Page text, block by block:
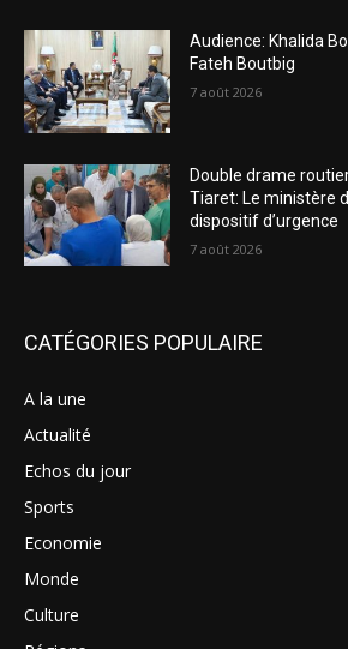
Audience: Khalida
Fateh Boutbig
7 août 2026
Double drame
Tiaret: Le ministère
dispositif d’urgence
7 août 2026
CATÉGORIES POPULAIRE
A la une
Actualité
Echos du jour
Sports
Economie
Monde
Culture